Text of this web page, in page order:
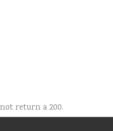
return a 200.